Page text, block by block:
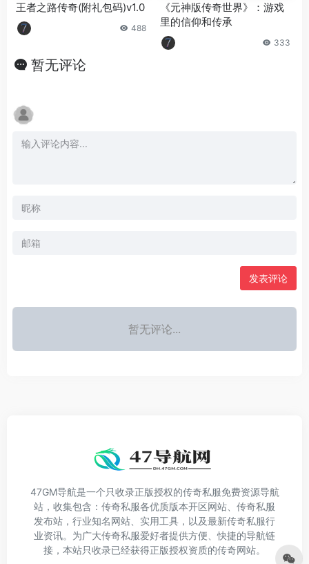
王者之路传奇(附礼包码)v1.0
488
《元神版传奇世界》：游戏
里的信仰和传承
333
暂无评论
发表评论
暂无评论...
47GM导航是一个只收录正版授权的传奇私服免费资源导航
站，收集包含：传奇私服各优质版本开区网站、传奇私服
发布站，行业知名网站、实用工具，以及最新传奇私服行
业资讯。为广大传奇私服爱好者提供方便、快捷的导航链
接，本站只收录已经获得正版授权资质的传奇网站。